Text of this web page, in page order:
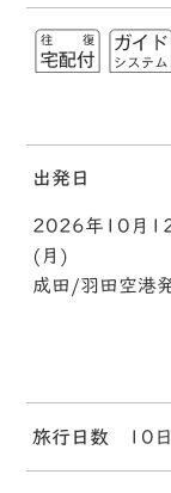
出発日
2026年10月
(月)
成田/羽田空港
旅行日数 10